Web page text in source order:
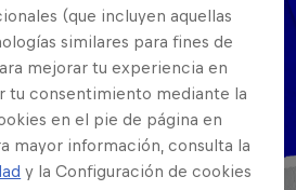
(que incluyen aquellas
similares para fines de
mejorar tu experiencia en
tu consentimiento mediante la
en el pie de página en
mayor información, consulta la
y la Configuración de cookies